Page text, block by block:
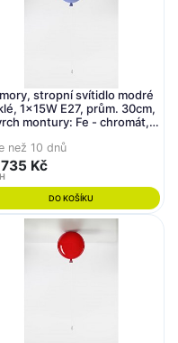
stropní svítidlo modré
1x15W E27, prům. 30cm,
montury: Fe - chromát,
BROKIS C
než 10 dnů
Kč
DO KOŠÍKU